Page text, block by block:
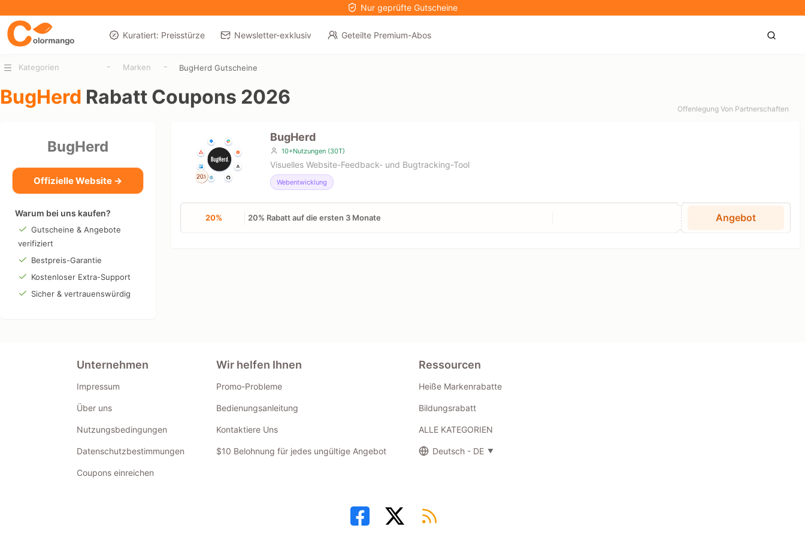
Nur geprüfte Gutscheine
Kuratiert: Preisstürze Newsletter-exklusiv Geteilte Premium-Abos
Kategorien - Marken - BugHerd Gutscheine
BugHerd Rabatt Coupons 2026
Offenlegung Von Partnerschaften
BugHerd
Offizielle Website →
Warum bei uns kaufen?
Gutscheine & Angebote
verifiziert
Bestpreis-Garantie
Kostenloser Extra-Support
Sicher & vertrauenswürdig
BugHerd
10+Nutzungen (30T)
Visuelles Website-Feedback- und Bugtracking-Tool
Webentwicklung
20% 20% Rabatt auf die ersten 3 Monate Angebot
Unternehmen
Impressum
Über uns
Nutzungsbedingungen
Datenschutzbestimmungen
Coupons einreichen
Wir helfen Ihnen
Promo-Probleme
Bedienungsanleitung
Kontaktiere Uns
$10 Belohnung für jedes ungültige Angebot
Ressourcen
Heiße Markenrabatte
Bildungsrabatt
ALLE KATEGORIEN
Deutsch - DE